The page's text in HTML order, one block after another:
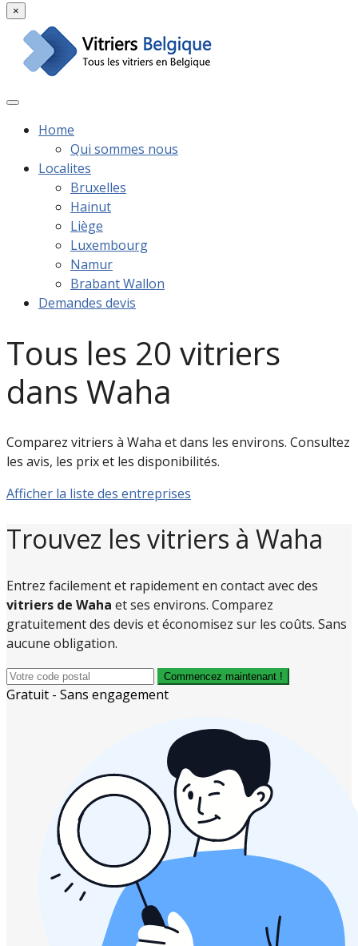
×
Home
Qui sommes nous
Localites
Bruxelles
Hainut
Liège
Luxembourg
Namur
Brabant Wallon
Demandes devis
Tous les 20 vitriers
dans Waha
Comparez vitriers à Waha et dans les environs. Consultez
les avis, les prix et les disponibilités.
Afficher la liste des entreprises
Trouvez les vitriers à Waha
Entrez facilement et rapidement en contact avec des
vitriers de Waha et ses environs. Comparez
gratuitement des devis et économisez sur les coûts. Sans
aucune obligation.
Commencez maintenant !
Gratuit - Sans engagement